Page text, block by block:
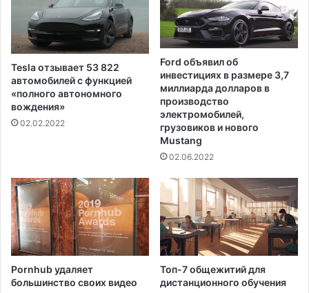
о
т
и
к
о
м
у
и
ч
и
в
а
е
т
с
Tesla отзывает 53 822
автомобилей с функцией
«полного автономного
вождения»
02.02.2022
Ford объявил об
инвестициях в размере 3,7
миллиарда долларов в
производство
электромобилей,
грузовиков и нового
Mustang
02.06.2022
Pornhub удаляет
большинство своих видео
Топ-7 общежитий для
дистанционного обучения